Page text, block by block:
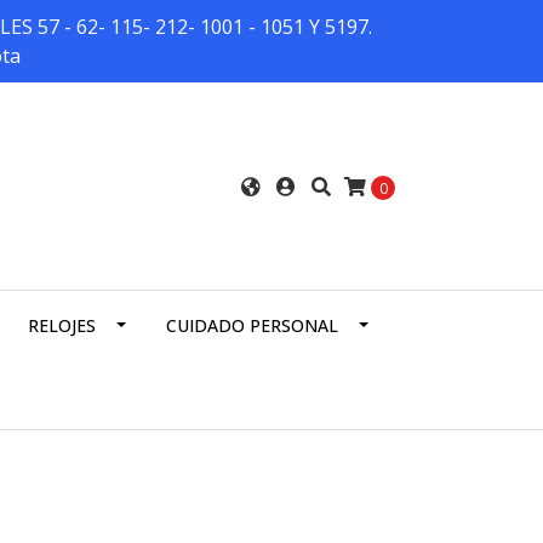
57 - 62- 115- 212- 1001 - 1051 Y 5197.
0
RELOJES CUIDADO PERSONAL